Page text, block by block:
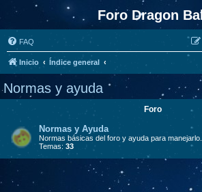
Foro Dragon Ball
FAQ
Inicio Índice general
Normas y ayuda
Foro
Normas y Ayuda
Normas básicas del foro y ayuda para manejarlo.
Temas: 33